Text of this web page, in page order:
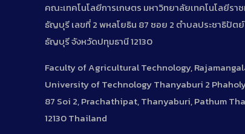
คณะเทคโนโลยีการเกษตร มหาวิทยาลัยเทคโนโลยีรา
ธัญบุรี เลขที่ 2 พหลโยธิน 87 ซอย 2 ตำบลประชาธิปัตย์
ธัญบุรี จังหวัดปทุมธานี 12130
Faculty of Agricultural Technology,
University of Technology Thanyaburi 2
87 Soi 2, Prachathipat, Thanyaburi, Pathum
12130 Thailand